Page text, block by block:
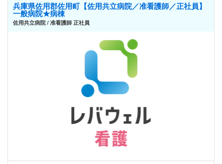
兵庫県佐用郡佐用町【佐用共立病院／准看護師／正社員】
一般病院★病棟
佐用共立病院 / 准看護師 正社員